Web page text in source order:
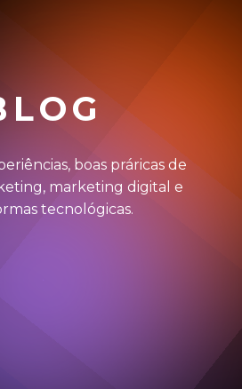
boas práricas de
marketing digital e
tecnológicas.